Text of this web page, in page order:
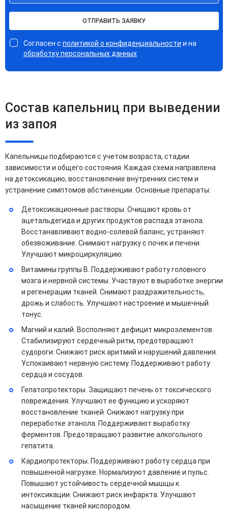
ОТПРАВИТЬ ЗАЯВКУ
Согласен с политикой о конфиденциальности и на
обработку персональных данных
Состав капельниц при выведении
из запоя
Капельницы подбираются с учетом возраста, стадии
зависимости и общего состояния. Каждая схема направлена
на детоксикацию, восстановление внутренних систем и
устранение симптомов абстиненции. Основные препараты:
Детоксикационные растворы. Очищают кровь от
ацетальдегида и других продуктов распада этанола.
Восстанавливают водно-солевой баланс, устраняют
обезвоживание. Снимают нагрузку с почек и печени.
Улучшают микроциркуляцию.
Витамины группы B. Поддерживают работу головного
мозга и нервной системы. Участвуют в выработке энергии
и регенерации тканей. Снимают раздражительность,
дрожь и слабость. Улучшают настроение и мышечный
тонус.
Магний и калий. Восполняют дефицит микроэлементов.
Стабилизируют сердечный ритм, предотвращают
судороги. Снижают риск аритмий и нарушений давления.
Успокаивают нервную систему. Поддерживают работу
сердца и сосудов.
Гепатопротекторы. Защищают печень от токсического
повреждения. Улучшают ее функцию и ускоряют
восстановление тканей. Снижают нагрузку при
переработке этанола. Поддерживают выработку
ферментов. Предотвращают развитие алкогольного
гепатита.
Кардиопротекторы. Поддерживают работу сердца при
повышенной нагрузке. Нормализуют давление и пульс.
Повышают устойчивость сердечной мышцы к
интоксикации. Снижают риск инфаркта. Улучшают
насыщение тканей кислородом.